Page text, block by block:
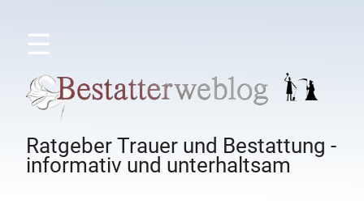
☰
Ratgeber Trauer und Bestattung -
informativ und unterhaltsam